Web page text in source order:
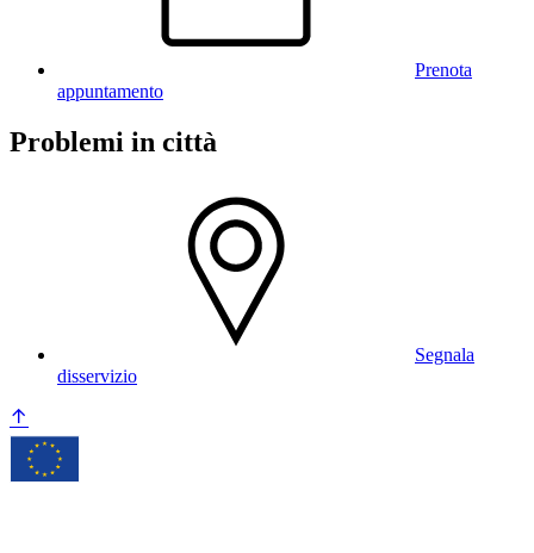
Prenota
appuntamento
Problemi in città
Segnala
disservizio